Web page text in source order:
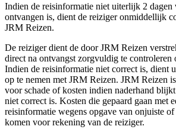
Indien de reisinformatie niet uiterlijk 2 dagen
ontvangen is, dient de reiziger onmiddellijk
JRM Reizen.
De reiziger dient de door JRM Reizen
direct na ontvangst zorgvuldig te controleren
Indien de reisinformatie niet correct is, dient
op te nemen met JRM Reizen. JRM Reizen
voor schade of kosten indien naderhand
niet correct is. Kosten die gepaard gaan met
reisinformatie wegens opgave van onjuiste
komen voor rekening van de reiziger.